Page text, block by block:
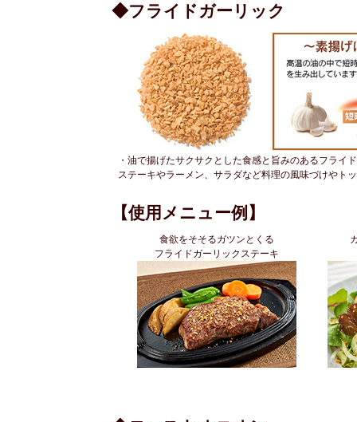
◆フライドガーリック
・油で揚げたサクサクとした食感と旨みのあるフライ
ステーキやラーメン、サラダなど料理の風味づけやト
【使用メニュー例】
食欲をそそるガツンとくる
フライドガーリックステーキ